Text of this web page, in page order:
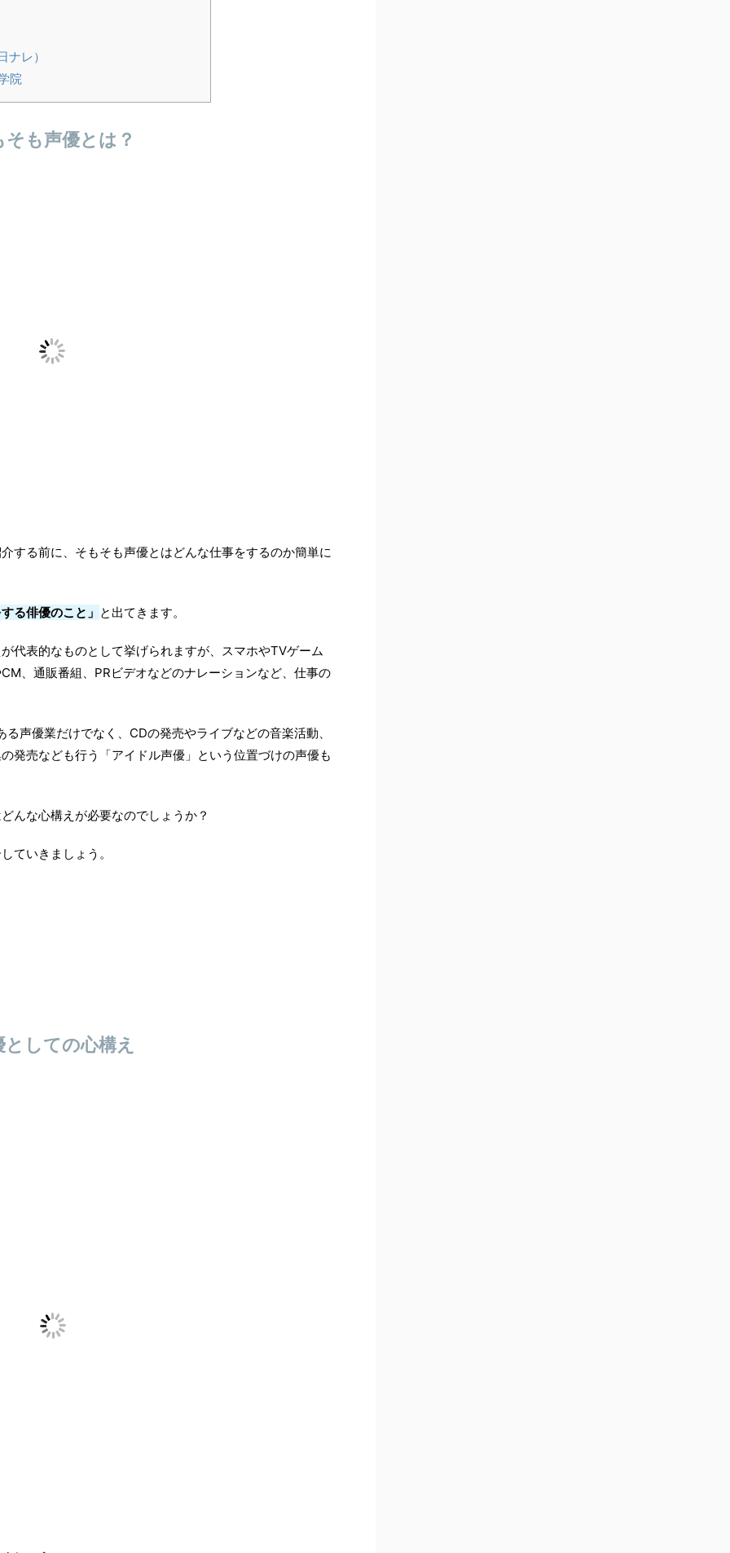
レ）
院
そも声優とは？
する前に、そもそも声優とはどんな仕事をするのか簡単に
る俳優のこと」 と出てきます。
代表的なものとして挙げられますが、スマホやTVゲーム
、通販番組、PRビデオなどのナレーションなど、仕事の
声優業だけでなく、CDの発売やライブなどの音楽活動、
発売なども行う「アイドル声優」という位置づけの声優も
んな心構えが必要なのでしょうか？
ていきましょう。
としての心構え